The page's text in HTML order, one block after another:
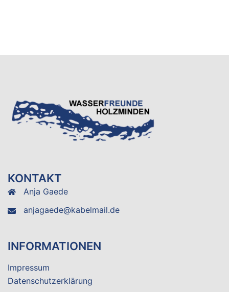
KONTAKT
Anja Gaede
anjagaede@kabelmail.de
INFORMATIONEN
Impressum
Datenschutzerklärung